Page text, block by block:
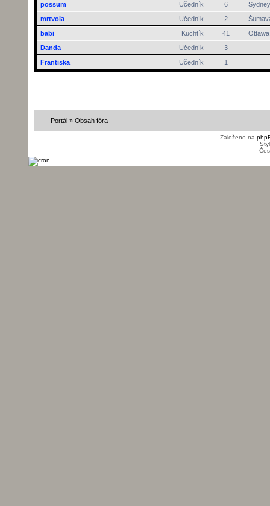
Učedník
possum 6
Sydney
Učedník
mrtvola 2
Kuchtík
babi 41
Ottawa
Učedník
Danda
3
Učedník
Frantiska 1
Portál» Obsah fóra
Založeno na